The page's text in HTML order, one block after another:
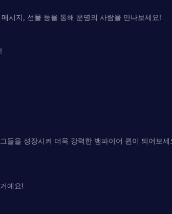
시지, 선물 등을 통해 운명의 사람을 만나보세요!
들을 성장시켜 더욱 강력한 뱀파이어 퀸이 되어보세
예요!